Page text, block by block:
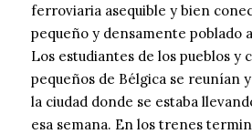
ferroviaria asequible y bien
pequeño y densamente poblado
Los estudiantes de los pueblos y
pequeños de Bélgica se reunían
la ciudad donde se estaba
esa semana. En los trenes